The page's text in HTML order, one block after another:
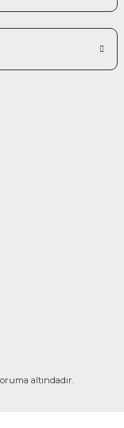
altındadır.